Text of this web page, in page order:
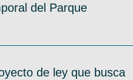
del Parque
de ley que busca